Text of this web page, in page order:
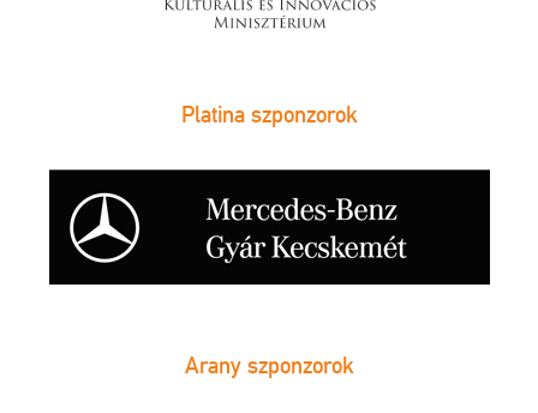
Platina szponzorok
Arany szponzorok